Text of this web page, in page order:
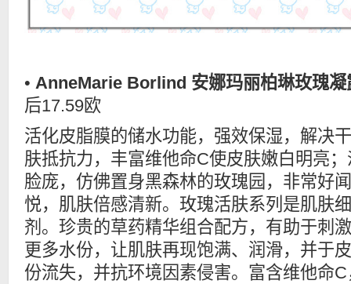
• AnneMarie Borlind 安娜玛丽柏琳玫瑰
后17.59欧
活化皮脂膜的储水功能，强效保湿，解决
肤抵抗力，丰富维他命C使皮肤嫩白明亮
脸庞，仿佛置身黑森林的玫瑰园，非常好
悦，肌肤倍感清新。玫瑰活肤系列是肌肤
剂。珍贵的草药精华组合配方，有助于刺
更多水份，让肌肤再现饱满、润滑，并于
份流失，并抗环境因素侵害。富含维他命